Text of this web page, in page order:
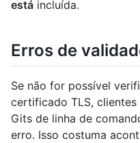
está incluída.
Erros de
Se não for possível
certificado TLS,
Gits de linha de
erro. Isso costuma